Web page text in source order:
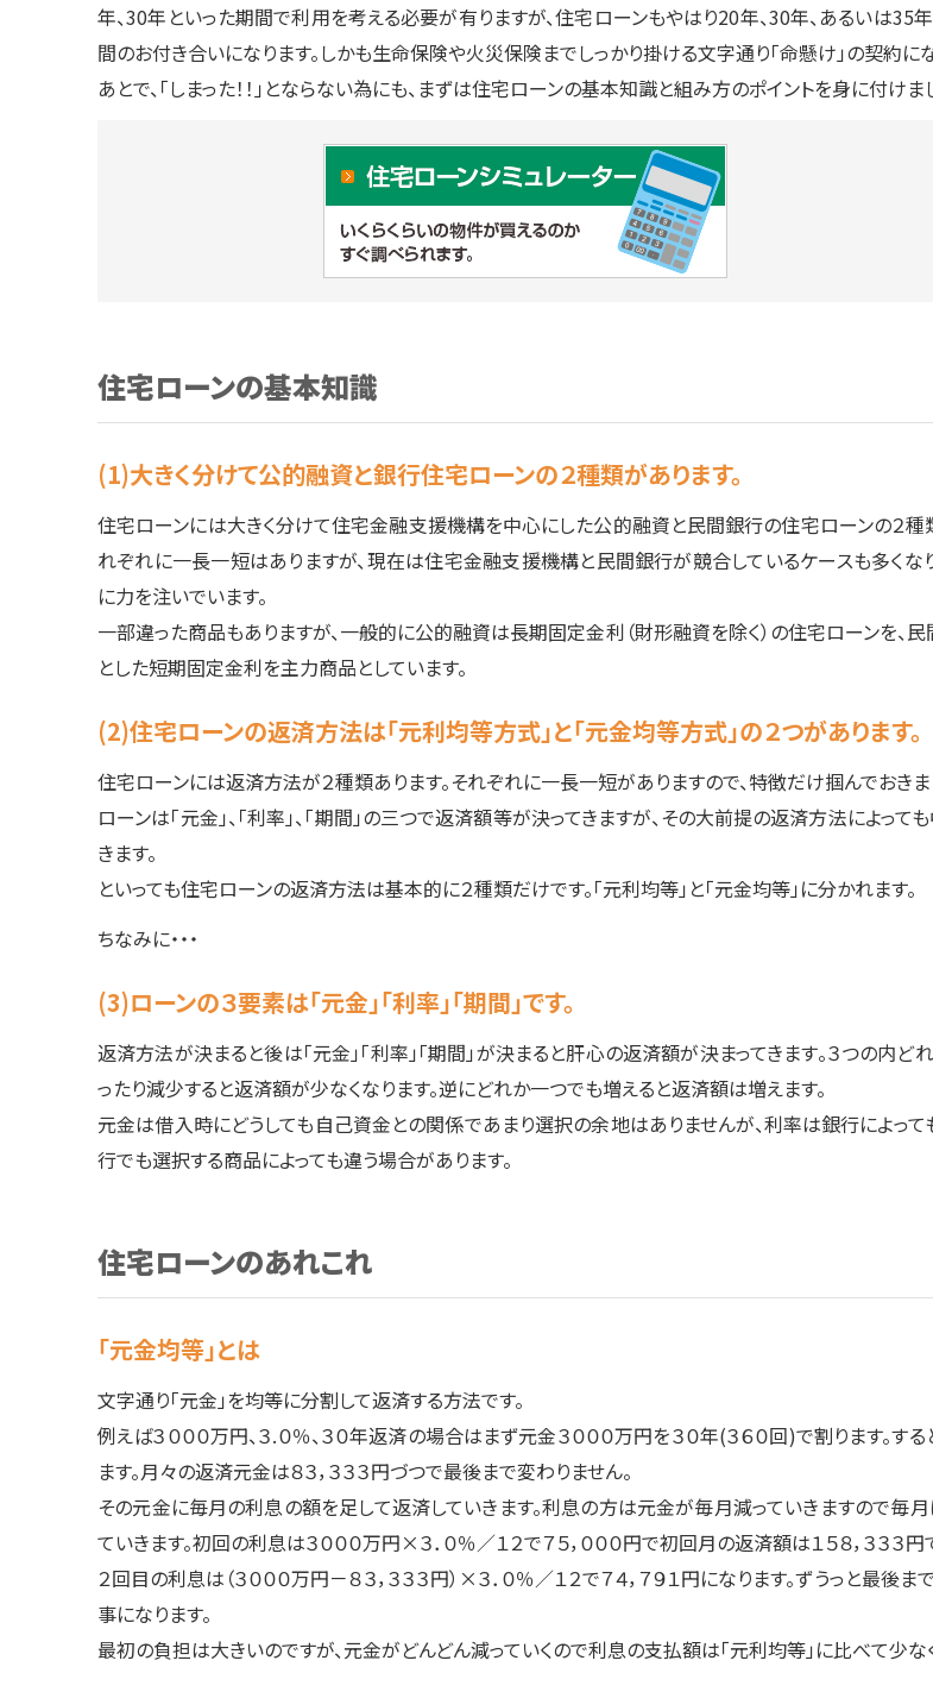
年、30年といった期間で利用を考える必要が有りますが、住宅ローンもやはり20年、30年、あるいは35
間のお付き合いになります。しかも生命保険や火災保険までしっかり掛ける文字通り「命懸け」の契約にな
あとで、「しまった！！」とならない為にも、まずは住宅ローンの基本知識と組み方のポイントを身に付けまし
住宅ローンの基本知識
(1)大きく分けて公的融資と銀行住宅ローンの２種類があります。
住宅ローンには大きく分けて住宅金融支援機構を中心にした公的融資と民間銀行の住宅ローンの２種
れぞれに一長一短はありますが、現在は住宅金融支援機構と民間銀行が競合しているケースも多くな
に力を注いでいます。
一部違った商品もありますが、一般的に公的融資は長期固定金利（財形融資を除く）の住宅ローンを、
とした短期固定金利を主力商品としています。
(2)住宅ローンの返済方法は「元利均等方式」と「元金均等方式」の２つがあります。
住宅ローンには返済方法が２種類あります。それぞれに一長一短がありますので、特徴だけ掴んでおきま
ローンは「元金」、「利率」、「期間」の三つで返済額等が決ってきますが、その大前提の返済方法によっ
きます。
といっても住宅ローンの返済方法は基本的に２種類だけです。「元利均等」と「元金均等」に分かれます。
ちなみに・・・
(3)ローンの３要素は「元金」「利率」「期間」です。
返済方法が決まると後は「元金」「利率」「期間」が決まると肝心の返済額が決まってきます。３つの内ど
ったり減少すると返済額が少なくなります。逆にどれか一つでも増えると返済額は増えます。
元金は借入時にどうしても自己資金との関係であまり選択の余地はありませんが、利率は銀行によって
行でも選択する商品によっても違う場合があります。
住宅ローンのあれこれ
「元金均等」とは
文字通り「元金」を均等に分割して返済する方法です。
例えば３０００万円、３.０％、３０年返済の場合はまず元金３０００万円を３０年(３６０回)で割ります。する
ます。月々の返済元金は８３，３３３円づつで最後まで変わりません。
その元金に毎月の利息の額を足して返済していきます。利息の方は元金が毎月減っていきますので毎
ていきます。初回の利息は３０００万円×３．０％／１２で７５，０００円で初回月の返済額は１５８，３３３円
２回目の利息は（３０００万円－８３，３３３円）×３．０％／１２で７４，７９１円になります。ずうっと最後
事になります。
最初の負担は大きいのですが、元金がどんどん減っていくので利息の支払額は「元利均等」に比べて少な